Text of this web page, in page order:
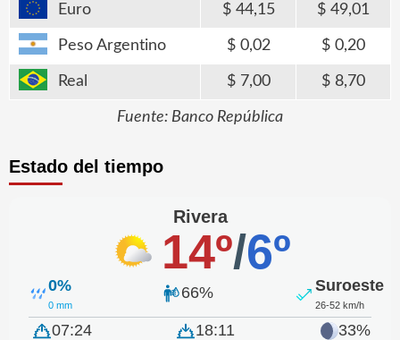
Euro 44,15 49,01
Peso Argentino 0,02 0,20
Real 7,00 8,70
Fuente: Banco República
Estado del tiempo
Rivera
14º/6º
0%
0 mm
66% Suroeste
26-52 km/h
07:24 18:11 33%